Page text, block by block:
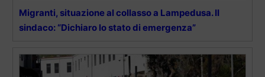
Migranti, situazione al collasso a Lampedusa. II
sindaco: “Dichiaro lo stato di emergenza”